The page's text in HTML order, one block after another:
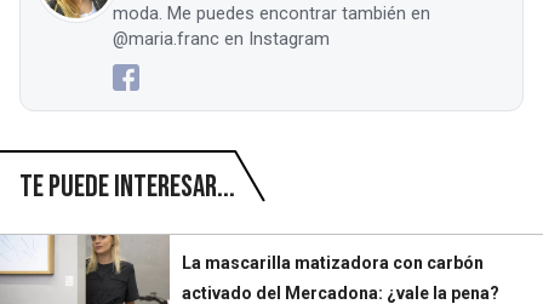
moda. Me puedes encontrar también en
@maria.franc en Instagram
Te puede interesar...
La mascarilla matizadora con carbón
activado del Mercadona: ¿vale la pena?